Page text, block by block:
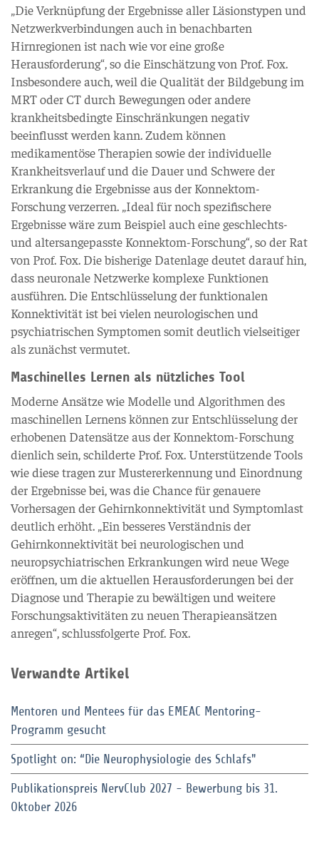
„Die Verknüpfung der Ergebnisse aller Läsionstypen und
Netzwerkverbindungen auch in benachbarten
Hirnregionen ist nach wie vor eine große
Herausforderung“, so die Einschätzung von Prof. Fox.
Insbesondere auch, weil die Qualität der Bildgebung im
MRT oder CT durch Bewegungen oder andere
krankheitsbedingte Einschränkungen negativ
beeinflusst werden kann. Zudem können
medikamentöse Therapien sowie der individuelle
Krankheitsverlauf und die Dauer und Schwere der
Erkrankung die Ergebnisse aus der Konnektom-
Forschung verzerren. „Ideal für noch spezifischere
Ergebnisse wäre zum Beispiel auch eine geschlechts-
und altersangepasste Konnektom-Forschung“, so der Rat
von Prof. Fox. Die bisherige Datenlage deutet darauf hin,
dass neuronale Netzwerke komplexe Funktionen
ausführen. Die Entschlüsselung der funktionalen
Konnektivität ist bei vielen neurologischen und
psychiatrischen Symptomen somit deutlich vielseitiger
als zunächst vermutet.
Maschinelles Lernen als nützliches Tool
Moderne Ansätze wie Modelle und Algorithmen des
maschinellen Lernens können zur Entschlüsselung der
erhobenen Datensätze aus der Konnektom-Forschung
dienlich sein, schilderte Prof. Fox. Unterstützende Tools
wie diese tragen zur Mustererkennung und Einordnung
der Ergebnisse bei, was die Chance für genauere
Vorhersagen der Gehirnkonnektivität und Symptomlast
deutlich erhöht. „Ein besseres Verständnis der
Gehirnkonnektivität bei neurologischen und
neuropsychiatrischen Erkrankungen wird neue Wege
eröffnen, um die aktuellen Herausforderungen bei der
Diagnose und Therapie zu bewältigen und weitere
Forschungsaktivitäten zu neuen Therapieansätzen
anregen“, schlussfolgerte Prof. Fox.
Verwandte Artikel
Mentoren und Mentees für das EMEAC Mentoring-
Programm gesucht
Spotlight on: “Die Neurophysiologie des Schlafs"
Publikationspreis NervClub 2027 - Bewerbung bis 31.
Oktober 2026